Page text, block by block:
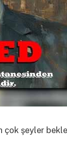
çok şeyler